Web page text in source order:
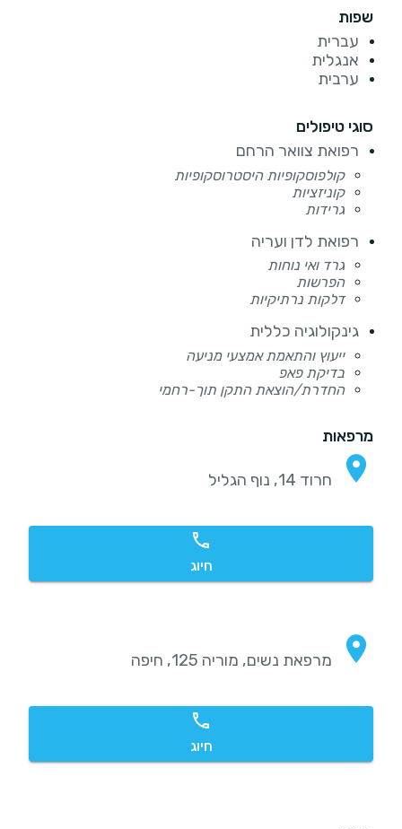
שפות
עברית
אנגלית
ערבית
סוגי טיפולים
רפואת צוואר הרחם
קולפוסקופיות היסטרוסקופיות
קוניזציות
גרידות
רפואת לדן ועריה
גרד ואי נוחות
הפרשות
דלקות נרתיקיות
גינקולוגיה כללית
ייעוץ והתאמת אמצעי מניעה
בדיקת פאפ
החדרת/הוצאת התקן תוך-רחמי
מרפאות
חרוד 14, נוף הגליל
חיוג
מרפאת נשים, מוריה 125, חיפה
חיוג